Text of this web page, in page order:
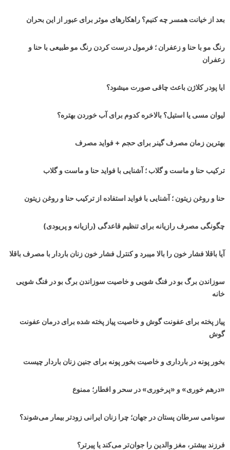
بعد از خیانت همسر چه کنیم؟ راهکارهای موثر برای عبور از این بحران
رنگ مو با حنا و زعفران ؛ فرمول درست کردن رنگ مو طبیعی با حنا و
زعفران
ایا پودر کلاژن باعث چاقی صورت میشود؟
لیوان مسی یا استیل؟ بالاخره کدوم برای آب خوردن بهتره؟
بهترین زمان مصرف گینر برای حجم + فواید مصرف
ترکیب حنا و ماست و گلاب ؛ آشنایی با فواید حنا و ماست و گلاب
حنا و روغن زیتون ؛ آشنایی با فواید استفاده از ترکیب حنا و روغن زیتون
چگونگی مصرف رازیانه برای تنظیم قاعدگی (رازیانه و پریودی)
آیا باقلا فشار خون را بالا میبرد و کنترل فشار خون زنان باردار با مصرف باقلا
سوزاندن برگ بو در فنگ شویی و خاصیت سوزاندن برگ بو در فنگ شویی
خانه
پیاز پخته برای عفونت گوش و خاصیت پیاز پخته شده برای درمان عفونت
گوش
بخور پونه در بارداری و خاصیت بخور پونه برای جنین زنان باردار چیست
«درهم خوری» و «پرخوری» در سحر و افطار؛ ممنوع
سونامی سرطان پستان در جهان‌؛ چرا زنان ایرانی زودتر بیمار می‌شوند؟
فرزند بیشتر، مغز والدین را جوان‌تر می‌کند یا پیرتر؟